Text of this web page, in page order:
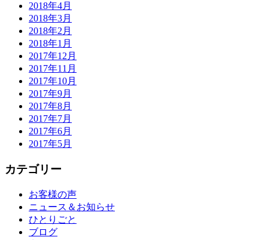
2018年4月
2018年3月
2018年2月
2018年1月
2017年12月
2017年11月
2017年10月
2017年9月
2017年8月
2017年7月
2017年6月
2017年5月
カテゴリー
お客様の声
ニュース＆お知らせ
ひとりごと
ブログ